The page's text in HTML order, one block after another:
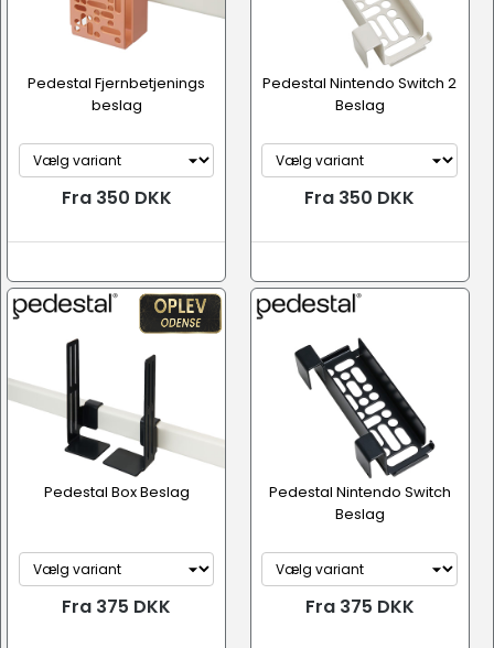
Pedestal Fjernbetjenings
beslag
Fra 350 DKK
Pedestal Nintendo Switch 2
Beslag
Fra 350 DKK
Pedestal Box Beslag
Fra 375 DKK
Pedestal Nintendo Switch
Beslag
Fra 375 DKK